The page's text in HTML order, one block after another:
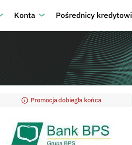
Konta Pośrednicy kredytowi
Promocja dobiegła końca